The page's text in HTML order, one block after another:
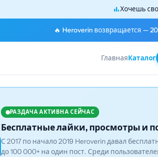
Хочешь
🔥 Heroverin возвращается —
ГлавнаяКаталог
РАЗДАЧА АКТИВНА СЕЙЧАС
Бесплатные лайки, просмотры и
С 2017 по начало 2019 Heroverin давал
до 100 000+ на один пост. Среди